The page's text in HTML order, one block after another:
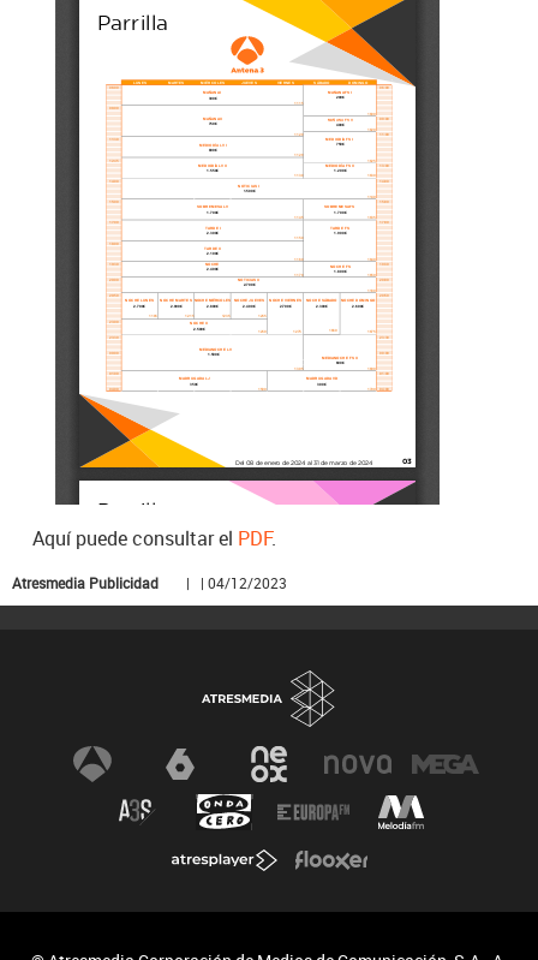
Aquí puede consultar el PDF.
Atresmedia Publicidad | | 04/12/2023